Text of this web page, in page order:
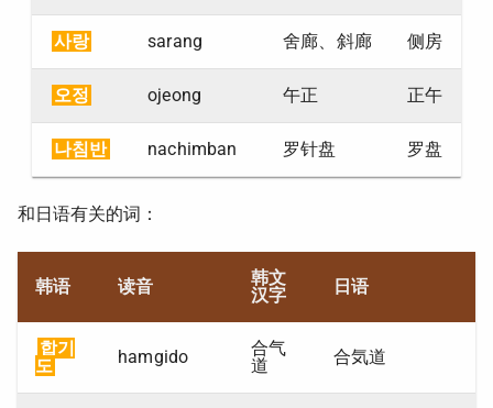
사랑 sarang 舍廊、斜廊 侧房
오정 ojeong 午正 正午
나침반 nachimban 罗针盘 罗盘
和日语有关的词：
韩语 读音
韩文
汉字
日语
합기
도
hamgido
合气
道
合気道